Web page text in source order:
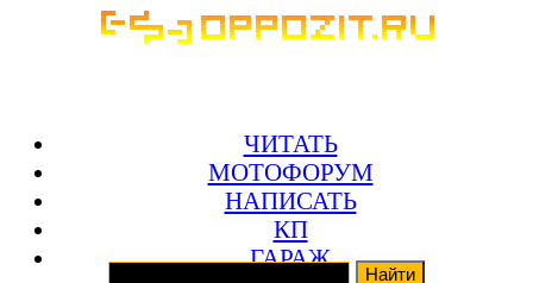
ЧИТАТЬ
МОТОФОРУМ
НАПИСАТЬ
КП
ГАРАЖ